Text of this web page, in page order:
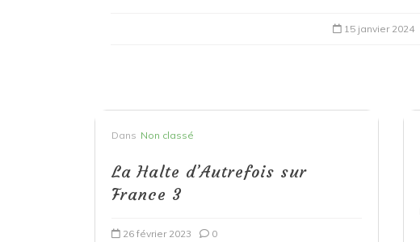
15 janvier 2024
Dans Non classé
La Halte d’Autrefois sur
France 3
26 février 2023 0